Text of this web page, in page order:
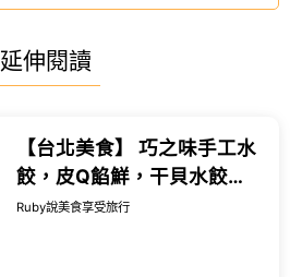
延伸閱讀
【台北美食】 巧之味手工水
餃，皮Q餡鮮，干貝水餃都
值得一試，酸辣湯也很推薦
Ruby說美食享受旅行